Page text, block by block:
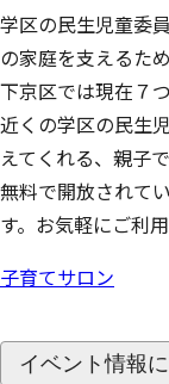
学区の民生児童委
の家庭を支えるた
下京区では現在７
近くの学区の民生
えてくれる、親子
無料で開放されて
す。お気軽にご利
子育てサロン
イベント情報